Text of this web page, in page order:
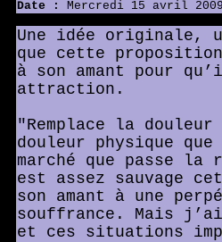
Date :
Mercredi 15 avril
Une idée originale,
que cette
à son amant pour
attraction.
"Remplace la douleur
douleur physique
marché que passe
est assez sauvage
son amant à une
souffrance. Mais
et ces situations